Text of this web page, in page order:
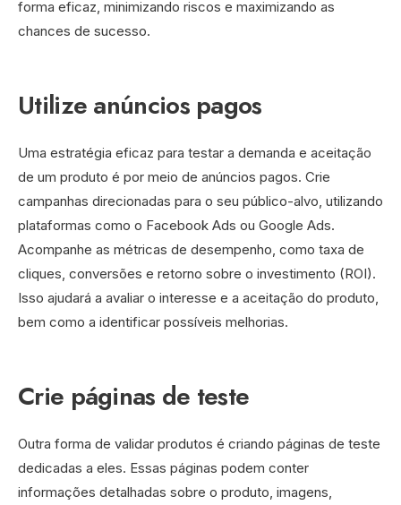
forma eficaz, minimizando riscos e maximizando as
chances de sucesso.
Utilize anúncios pagos
Uma estratégia eficaz para testar a demanda e aceitação
de um produto é por meio de anúncios pagos. Crie
campanhas direcionadas para o seu público-alvo, utilizando
plataformas como o Facebook Ads ou Google Ads.
Acompanhe as métricas de desempenho, como taxa de
cliques, conversões e retorno sobre o investimento (ROI).
Isso ajudará a avaliar o interesse e a aceitação do produto,
bem como a identificar possíveis melhorias.
Crie páginas de teste
Outra forma de validar produtos é criando páginas de teste
dedicadas a eles. Essas páginas podem conter
informações detalhadas sobre o produto, imagens,